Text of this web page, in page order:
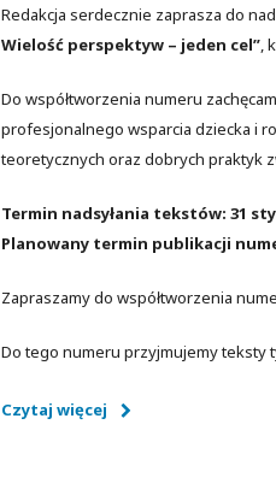
Redakcja serdecznie zaprasza do
Wielość perspektyw – jeden cel”,
Do współtworzenia numeru
profesjonalnego wsparcia dziecka i
teoretycznych oraz dobrych praktyk
Termin nadsyłania tekstów: 31
Planowany termin publikacji
Zapraszamy do współtworzenia
Do tego numeru przyjmujemy teksty
Czytaj więcej